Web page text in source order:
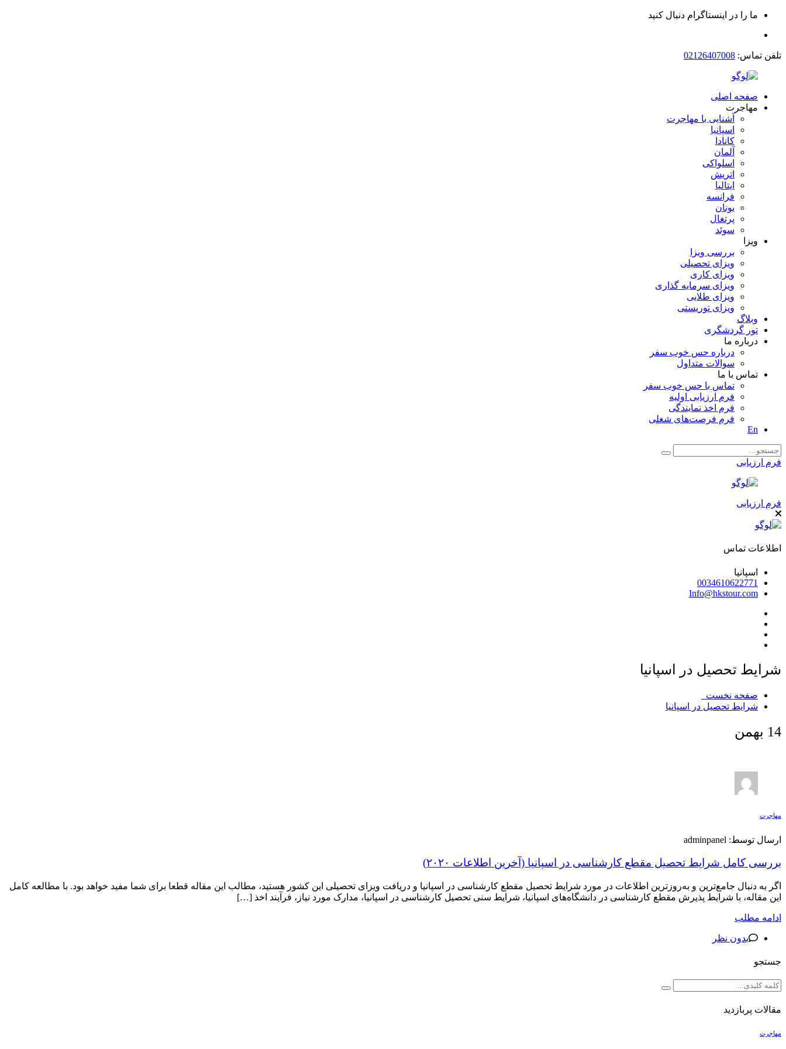
ما را در اینستاگرام دنبال کنید
تلفن تماس: 02126407008
صفحه اصلی
مهاجرت
آشنایی با مهاجرت
اسپانیا
کانادا
آلمان
اسلواکی
اتریش
ایتالیا
فرانسه
یونان
پرتغال
سوئد
ویزا
بررسی ویزا
ویزای تحصیلی
ویزای کاری
ویزای سرمایه گذاری
ویزای طلایی
ویزای توریستی
وبلاگ
تور گردشگری
درباره ما
درباره حس خوب سفر
سوالات متداول
تماس با ما
تماس با حس خوب سفر
فرم ارزیابی اولیه
فرم اخذ نمایندگی
فرم فرصت‌های شغلی
En
فرم ارزیابی
فرم ارزیابی
اطلاعات تماس
اسپانیا
0034610622771
Info@hkstour.com
شرایط تحصیل در اسپانیا
صفحه نخست
شرایط تحصیل در اسپانیا
14 بهمن
مهاجرت
ارسال توسط: adminpanel
بررسی کامل شرایط تحصیل مقطع کارشناسی در اسپانیا (آخرین اطلاعات ۲۰۲۰)
اگر به دنبال جامع‌ترین و به‌روزترین اطلاعات در مورد شرایط تحصیل مقطع کارشناسی در اسپانیا و دریافت ویزای تحصیلی این کشور هستید، مطالب این مقاله قطعا برای شما مفید خواهد بود. با مطالعه کامل
این مقاله، با شرایط پذیرش مقطع کارشناسی در دانشگاه‌های اسپانیا، شرایط سنی تحصیل کارشناسی در اسپانیا، مدارک مورد نیاز، فرآیند اخذ […]
ادامه مطلب
بدون نظر
جستجو
مقالات پربازدید
مهاجرت